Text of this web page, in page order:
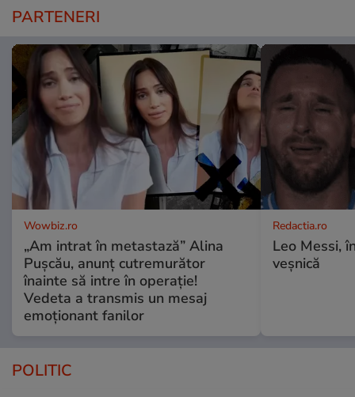
PARTENERI
Wowbiz.ro
„Am intrat în metastază” Alina
Pușcău, anunț cutremurător
înainte să intre în operație!
Vedeta a transmis un mesaj
emoționant fanilor
Redactia.ro
Leo Messi,
veșnică
POLITIC